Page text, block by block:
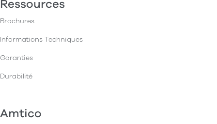
Ressources
Brochures
Informations Techniques
Garanties
Durabilité
Amtico